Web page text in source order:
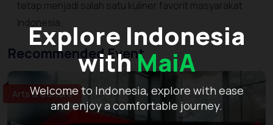
Explore Indonesia
withMaiA
Welcome to Indonesia, explore with ease
and enjoy a comfortable journey.
tetap menjadi salah satu kuliner favorit masyarakat
Indonesia.
Recommended Event
Arts & Culture